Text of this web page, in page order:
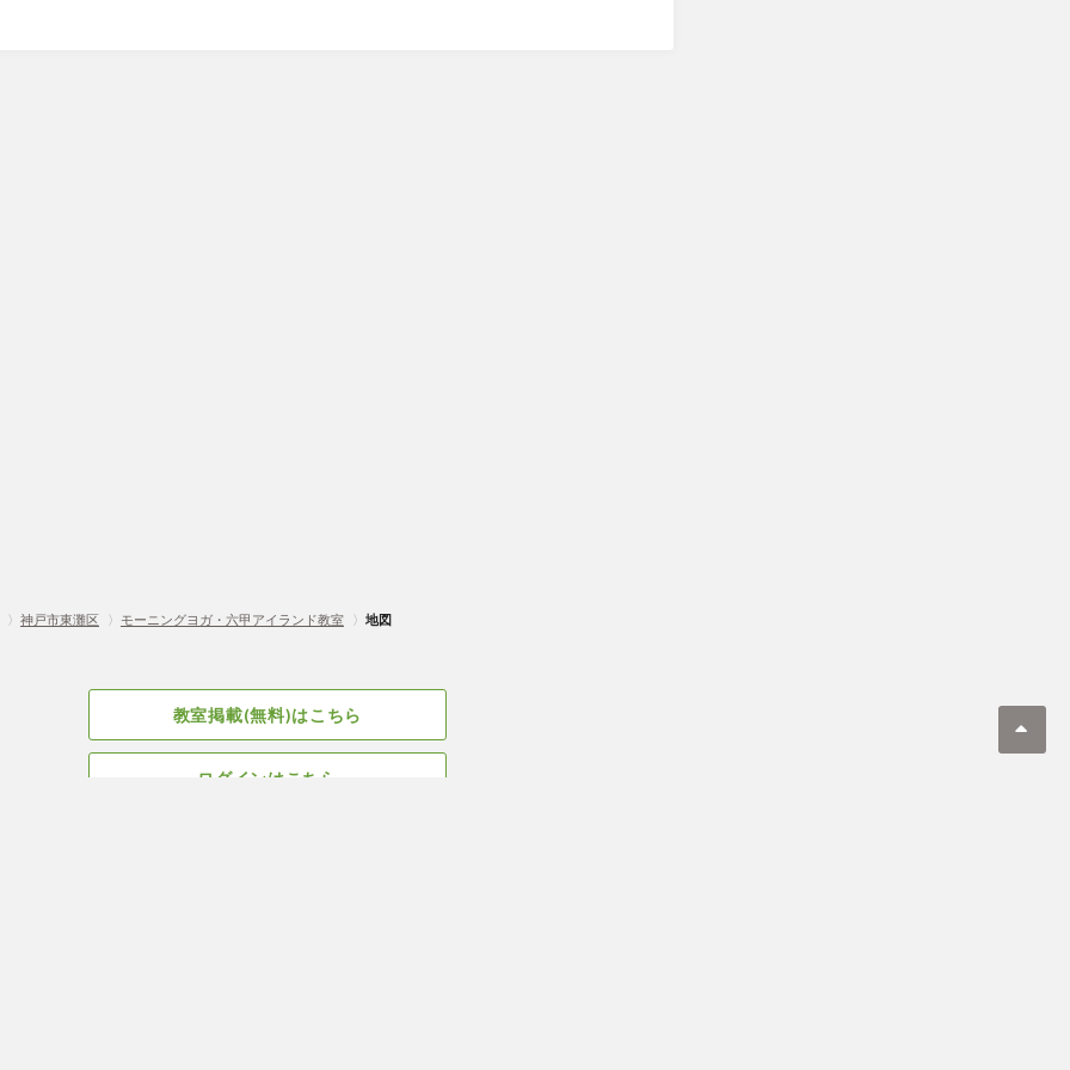
〉 神戸市東灘区 〉 モーニングヨガ・六甲アイランド教室 〉 地図
教室掲載(無料)はこちら
ログインはこちら